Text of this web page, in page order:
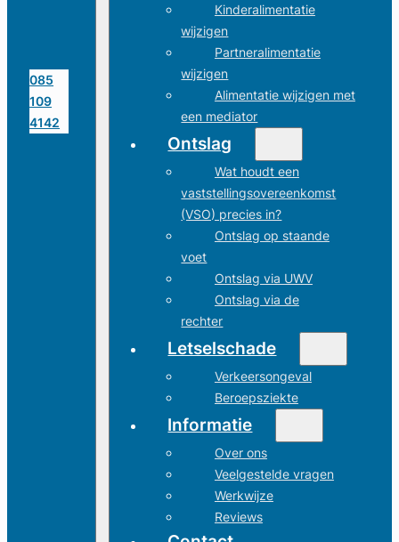
085
109
4142
Kinderalimentatie
wijzigen
Partneralimentatie
wijzigen
Alimentatie wijzigen met
een mediator
Ontslag
Wat houdt een
vaststellingsovereenkomst
(VSO) precies in?
Ontslag op staande
voet
Ontslag via UWV
Ontslag via de
rechter
Letselschade
Verkeersongeval
Beroepsziekte
Informatie
Over ons
Veelgestelde vragen
Werkwijze
Reviews